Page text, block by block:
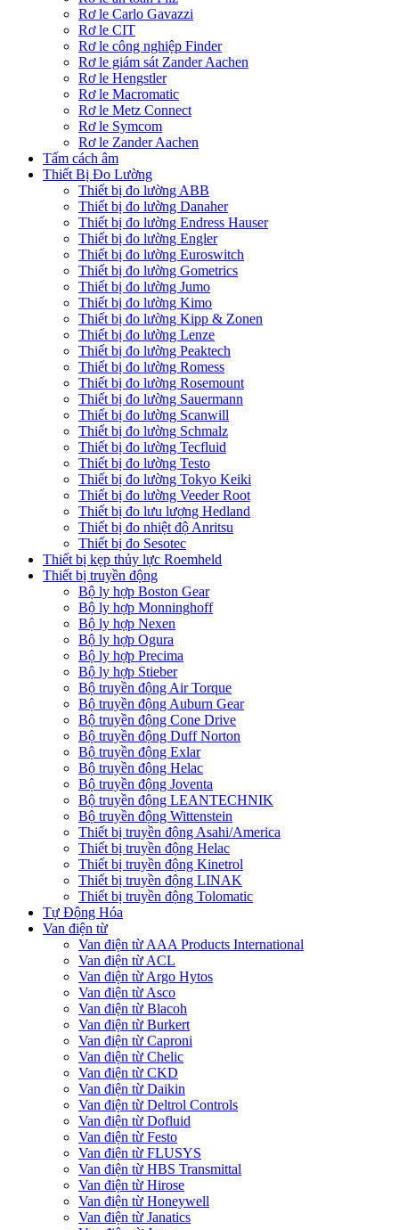
Rơ le Carlo Gavazzi
Rơ le CIT
Rơ le công nghiệp Finder
Rơ le giám sát Zander Aachen
Rơ le Hengstler
Rơ le Macromatic
Rơ le Metz Connect
Rơ le Symcom
Rơ le Zander Aachen
Tấm cách âm
Thiết Bị Đo Lường
Thiết bị đo lường ABB
Thiết bị đo lường Danaher
Thiết bị đo lường Endress Hauser
Thiết bị đo lường Engler
Thiết bị đo lường Euroswitch
Thiết bị đo lường Gometrics
Thiết bị đo lường Jumo
Thiết bị đo lường Kimo
Thiết bị đo lường Kipp & Zonen
Thiết bị đo lường Lenze
Thiết bị đo lường Peaktech
Thiết bị đo lường Romess
Thiết bị đo lường Rosemount
Thiết bị đo lường Sauermann
Thiết bị đo lường Scanwill
Thiết bị đo lường Schmalz
Thiết bị đo lường Tecfluid
Thiết bị đo lường Testo
Thiết bị đo lường Tokyo Keiki
Thiết bị đo lường Veeder Root
Thiết bị đo lưu lượng Hedland
Thiết bị đo nhiệt độ Anritsu
Thiết bị đo Sesotec
Thiết bị kẹp thủy lực Roemheld
Thiết bị truyền động
Bộ ly hợp Boston Gear
Bộ ly hợp Monninghoff
Bộ ly hợp Nexen
Bộ ly hợp Ogura
Bộ ly hợp Precima
Bộ ly hợp Stieber
Bộ truyền động Air Torque
Bộ truyền động Auburn Gear
Bộ truyền động Cone Drive
Bộ truyền động Duff Norton
Bộ truyền động Exlar
Bộ truyền động Helac
Bộ truyền động Joventa
Bộ truyền động LEANTECHNIK
Bộ truyền động Wittenstein
Thiết bị truyền động Asahi/America
Thiết bị truyền động Helac
Thiết bị truyền động Kinetrol
Thiết bị truyền động LINAK
Thiết bị truyền động Tolomatic
Tự Động Hóa
Van điện từ
Van điện từ AAA Products International
Van điện từ ACL
Van điện từ Argo Hytos
Van điện từ Asco
Van điện từ Blacoh
Van điện từ Burkert
Van điện từ Caproni
Van điện từ Chelic
Van điện từ CKD
Van điện từ Daikin
Van điện từ Deltrol Controls
Van điện từ Dofluid
Van điện từ Festo
Van điện từ FLUSYS
Van điện từ HBS Transmittal
Van điện từ Hirose
Van điện từ Honeywell
Van điện từ Janatics